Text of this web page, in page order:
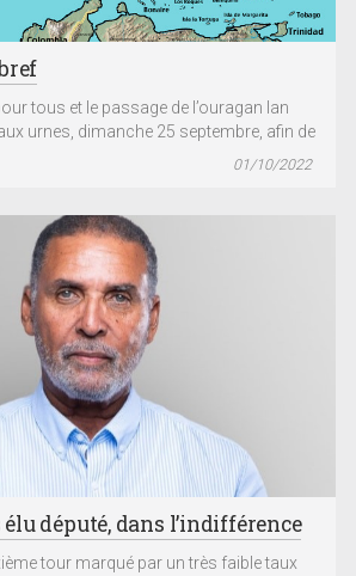
tous et le passage de l’ouragan Ian
urnes, dimanche 25 septembre, afin de
01/10/2022
député, dans l’indifférence
tour marqué par un très faible taux